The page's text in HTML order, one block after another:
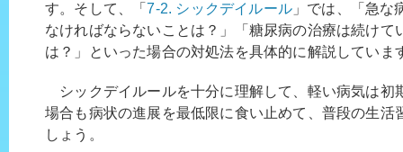
す。そして、「7-2. シックデイルール 」では、「急な
なければならないことは？」「糖尿病の治療は続けて
は？」といった場合の対処法を具体的に解説していま
シックデイルールを十分に理解して、軽い病気は初
場合も病状の進展を最低限に食い止めて、普段の生活
しょう。